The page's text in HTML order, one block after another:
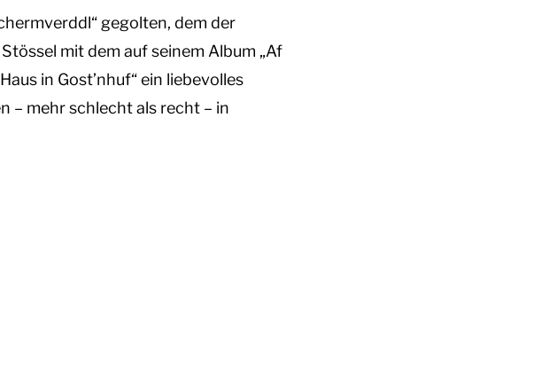
gegolten, dem der
mit dem auf seinem Album „Af
in Gost’nhuf“ ein liebevolles
– mehr schlecht als recht – in